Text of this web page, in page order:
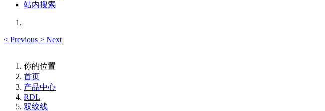
站内搜索
< Previous > Next
你的位置
首页
产品中心
RDL
双绞线